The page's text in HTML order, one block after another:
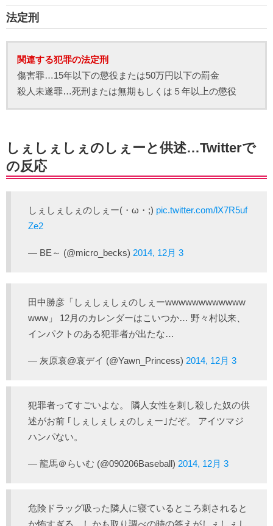
法定刑
関連する犯罪の法定刑
傷害罪…15年以下の懲役または50万円以下の罰金
殺人未遂罪…死刑または無期もしくは５年以上の懲役
しぇしぇしぇのしぇーと供述…Twitterで
の反応
しぇしぇしぇのしぇー(・ω・;) pic.twitter.com/lX7R5uf
Ze2
— BE～ (@micro_becks) 2014, 12月 3
田中勝彦「しぇしぇしぇのしぇーwwwwwwwwwwww
www」 12月のカレンダーはこいつか… 野々村以来、
インパクトのある犯罪者が出たな…
— 灰原哀@哀デイ (@Yawn_Princess) 2014, 12月 3
犯罪者ってすごいよな。 隣人女性を刺し殺した奴の供
述がお前 ｢しぇしぇしぇのしぇー｣だぞ。 アイツマジ
ハンパない。
— 龍馬＠らいむ (@090206Baseball) 2014, 12月 3
危険ドラッグ吸った隣人に寝ているところ刺されると